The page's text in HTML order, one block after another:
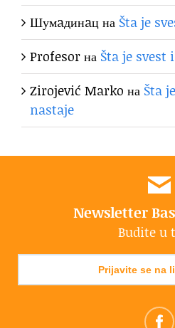
Шумaдинaцна Šta je
Profesorна Šta je svest
Zirojević Marko на Šta
nastaje
Newsletter
Budite u
Prijavite se na